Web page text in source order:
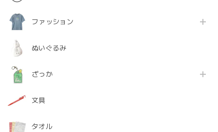
ファッション
ぬいぐるみ
ざっか
文具
タオル